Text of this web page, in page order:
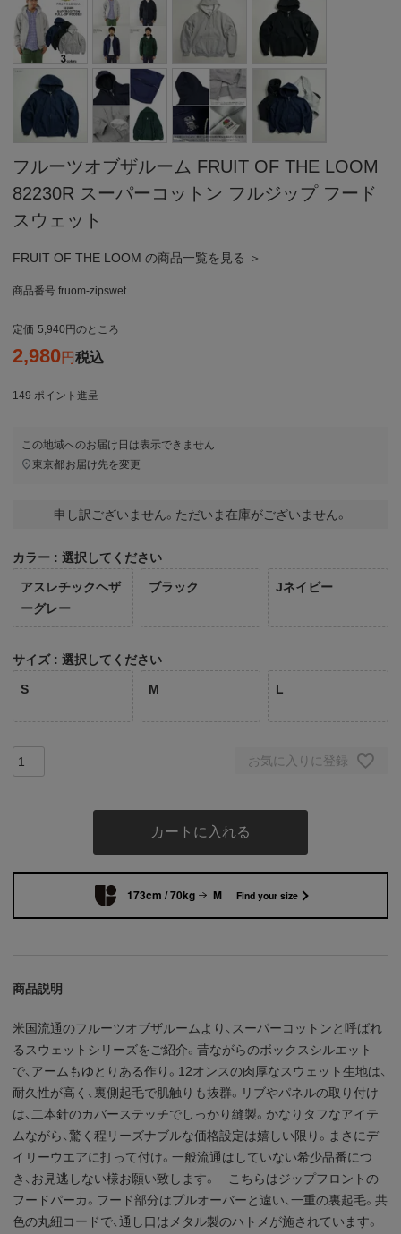
フルーツオブザルーム FRUIT OF THE LOOM
82230R スーパーコットン フルジップ フード
スウェット
FRUIT OF THE LOOM の商品一覧を見る ＞
商品番号 fruom-zipswet
定価 5,940 のところ
2,980 税込
149 ポイント進呈
この地域へのお届け日は表示できません
東京都お届け先を変更
申し訳ございません。ただいま在庫がございません。
カラー 選択してください
アスレチックヘザ
ーグレー
ブラック Jネイビー
サイズ 選択してください
S M L
お気に入りに登録
カートに入れる
173cm / 70kg M Find your size
商品説明
米国流通のフルーツオブザルームより、スーパーコットンと呼ばれ
るスウェットシリーズをご紹介。昔ながらのボックスシルエット
で、アームもゆとりある作り。12オンスの肉厚なスウェット生地は、
耐久性が高く、裏側起毛で肌触りも抜群。リブやパネルの取り付け
は、二本針のカバーステッチでしっかり縫製。かなりタフなアイテ
ムながら、驚く程リーズナブルな価格設定は嬉しい限り。まさにデ
イリーウエアに打って付け。一般流通はしていない希少品番につ
き、お見逃しない様お願い致します。 こちらはジップフロントの
フードパーカ。フード部分はプルオーバーと違い、一重の裏起毛。共
色の丸紐コードで、通し口はメタル製のハトメが施されています。